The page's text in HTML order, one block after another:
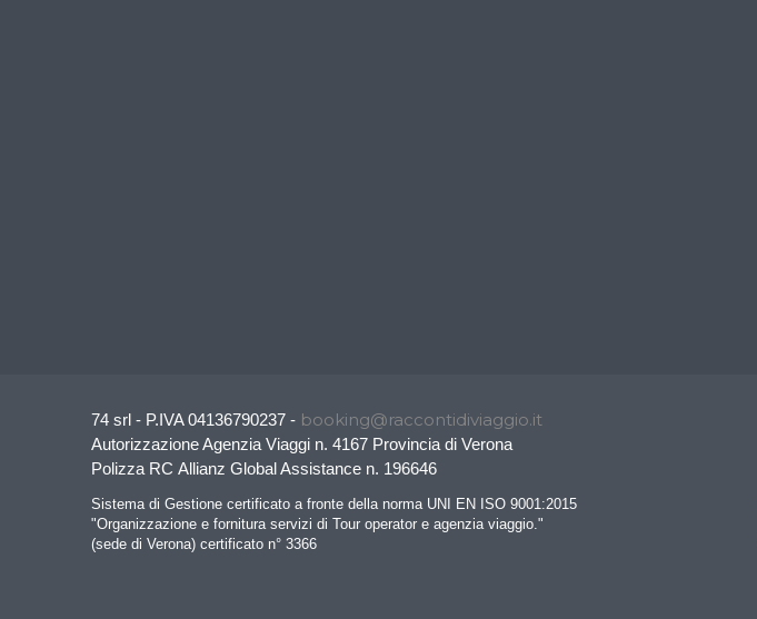
74 srl - P.IVA 04136790237 - booking@raccontidiviaggio.it
Autorizzazione Agenzia Viaggi n. 4167 Provincia di Verona
Polizza RC Allianz Global Assistance n. 196646
Sistema di Gestione certificato a fronte della norma UNI EN ISO 9001:2015
"Organizzazione e fornitura servizi di Tour operator e agenzia viaggio."
(sede di Verona) certificato n° 3366